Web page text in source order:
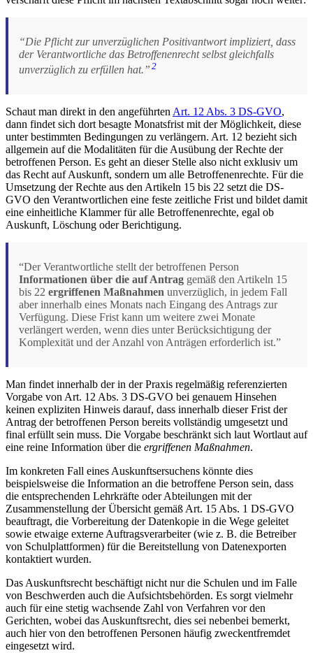
“Die Pflicht zur unverzüglichen Positivantwort impliziert, dass
der Verantwortliche das Betroffenenrecht selbst gleichfalls
unverzüglich zu erfüllen hat.” 2
Schaut man direkt in den angeführtenArt. 12 Abs. 3 DS-GVO,
dann findet sich dort besagte Monatsfrist mit der Möglichkeit, diese
unter bestimmten Bedingungen zu verlängern. Art. 12 bezieht sich
allgemein auf die Modalitäten für die Ausübung der Rechte der
betroffenen Person. Es geht an dieser Stelle also nicht exklusiv um
das Recht auf Auskunft, sondern um alle Betroffenenrechte. Für die
Umsetzung der Rechte aus den Artikeln 15 bis 22 setzt die DS-
GVO den Verantwortlichen eine feste zeitliche Frist und bildet damit
eine einheitliche Klammer für alle Betroffenenrechte, egal ob
Auskunft, Löschung oder Berichtigung.
“Der Verantwortliche stellt der betroffenen Person
Informationen über die auf Antrag gemäß den Artikeln 15
bis 22 ergriffenen Maßnahmen unverzüglich, in jedem Fall
aber innerhalb eines Monats nach Eingang des Antrags zur
Verfügung. Diese Frist kann um weitere zwei Monate
verlängert werden, wenn dies unter Berücksichtigung der
Komplexität und der Anzahl von Anträgen erforderlich ist.”
Man findet innerhalb der in der Praxis regelmäßig referenzierten
Vorgabe von Art. 12 Abs. 3 DS-GVO bei genauem Hinsehen
keinen expliziten Hinweis darauf, dass innerhalb dieser Frist der
Antrag der betroffenen Person bereits vollständig umgesetzt und
final erfüllt sein muss. Die Vorgabe beschränkt sich laut Wortlaut auf
eine reine Information über die ergriffenen Maßnahmen.
Im konkreten Fall eines Auskunftsersuchens könnte dies
beispielsweise die Information an die betroffene Person sein, dass
die entsprechenden Lehrkräfte oder Abteilungen mit der
Zusammenstellung der Übersicht gemäß Art. 15 Abs. 1 DS-GVO
beauftragt, die Vorbereitung der Datenkopie in die Wege geleitet
sowie etwaige externe Auftragsverarbeiter (wie z. B. die Betreiber
von Schulplattformen) für die Bereitstellung von Datenexporten
kontaktiert wurden.
Das Auskunftsrecht beschäftigt nicht nur die Schulen und im Falle
von Beschwerden auch die Aufsichtsbehörden. Es sorgt vielmehr
auch für eine stetig wachsende Zahl von Verfahren vor den
Gerichten, wobei das Auskunftsrecht, dies sei nebenbei bemerkt,
auch hier von den betroffenen Personen häufig zweckentfremdet
eingesetzt wird.